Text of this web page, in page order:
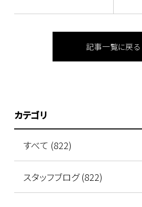
記事一覧に戻る
カテゴリ
すべて (822)
スタッフブログ (822)